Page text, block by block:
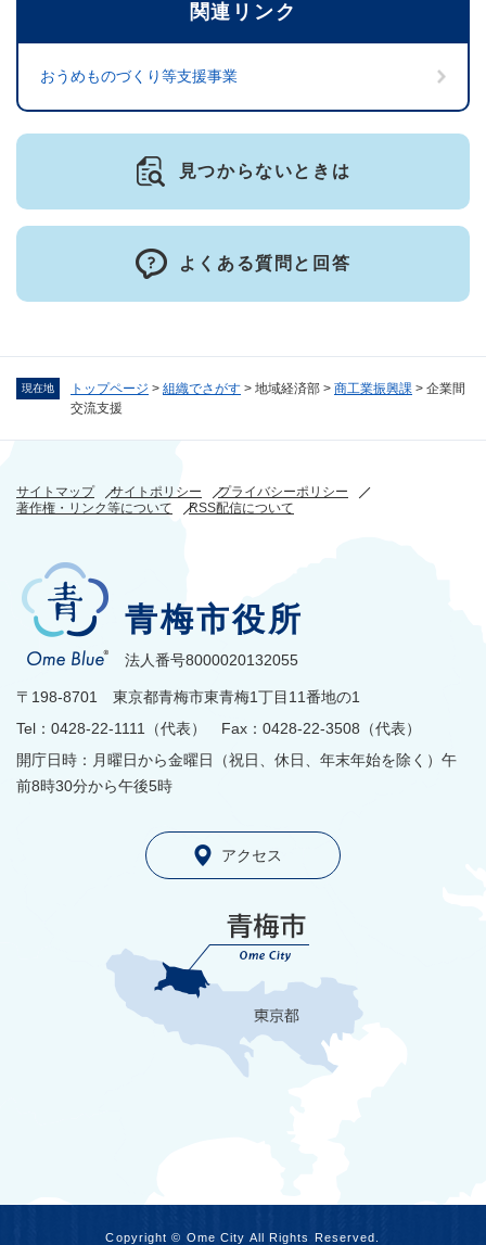
現在地 トップページ > 組織でさがす > 地域経済部 > 商工業振興課 > 企業間
交流支援
関連リンク
おうめものづくり等支援事業
見つからないときは
よくある質問と回答
サイトマップ サイトポリシー
プライバシーポリシー
著作権・リンク等について
RSS配信について
青梅市役所
法人番号8000020132055
〒198-8701 東京都青梅市東青梅1丁目11番地の1
Tel：0428-22-1111（代表） Fax：0428-22-3508（代表）
開庁日時：月曜日から金曜日（祝日、休日、年末年始を除く）午
前8時30分から午後5時
アクセス
Copyright © Ome City All Rights Reserved.